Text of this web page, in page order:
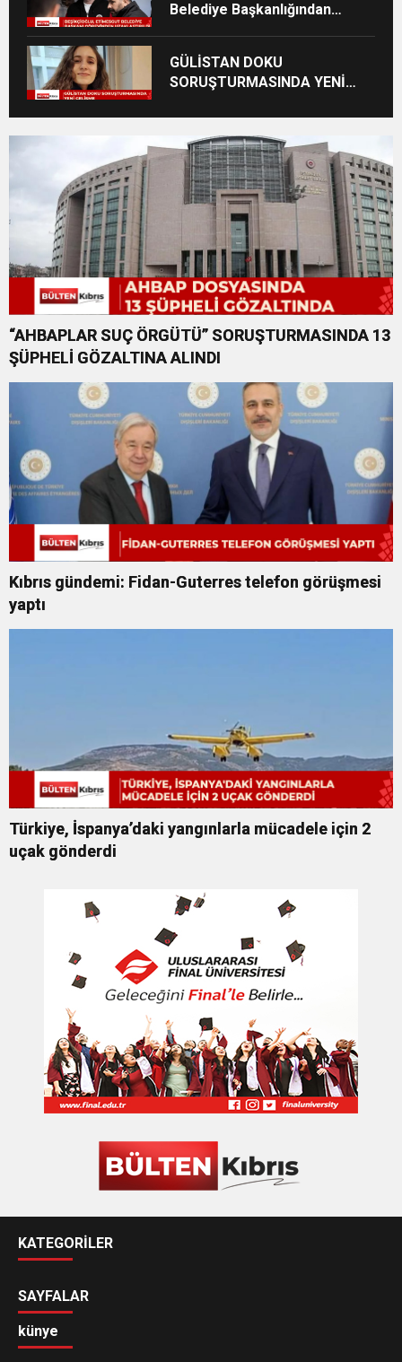
Belediye Başkanlığından
GÜLİSTAN DOKU
SORUŞTURMASINDA YENİ
VALİSİ FARKLI SUÇLARDAN
DA TUTUKLANDI
“AHBAPLAR SUÇ ÖRGÜTÜ” SORUŞTURMASINDA 13
ŞÜPHELİ GÖZALTINA ALINDI
Kıbrıs gündemi: Fidan-Guterres telefon görüşmesi
yaptı
Türkiye, İspanya’daki yangınlarla mücadele için 2
uçak gönderdi
KATEGORİLER
SAYFALAR
künye